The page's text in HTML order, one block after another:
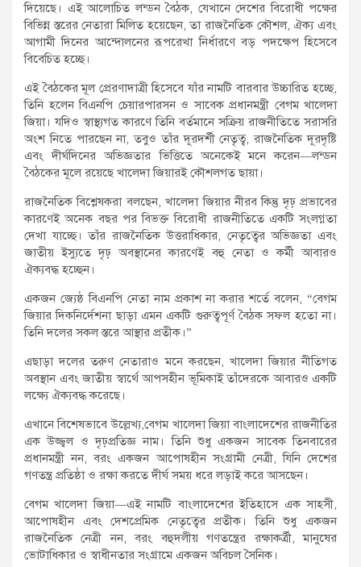
দিয়েছে। এই আলোচিত লন্ডন বৈঠক, যেখানে দেশের বিরোধী পক্ষের
বিভিন্ন স্তরের নেতারা মিলিত হয়েছেন, তা রাজনৈতিক কৌশল, ঐক্য এবং
আগামী দিনের আন্দোলনের রূপরেখা নির্ধারণে বড় পদক্ষেপ হিসেবে
বিবেচিত হচ্ছে।
এই বৈঠকের মূল প্রেরণাদাত্রী হিসেবে যাঁর নামটি বারবার উচ্চারিত হচ্ছে,
তিনি হলেন বিএনপি চেয়ারপারসন ও সাবেক প্রধানমন্ত্রী বেগম খালেদা
জিয়া। যদিও স্বাস্থ্যগত কারণে তিনি বর্তমানে সক্রিয় রাজনীতিতে সরাসরি
অংশ নিতে পারছেন না, তবুও তাঁর দূরদর্শী নেতৃত্ব, রাজনৈতিক দূরদৃষ্টি
এবং দীর্ঘদিনের অভিজ্ঞতার ভিত্তিতে অনেকেই মনে করেন—লন্ডন
বৈঠকের মূলে রয়েছে খালেদা জিয়ারই কৌশলগত ছায়া।
রাজনৈতিক বিশ্লেষকরা বলছেন, খালেদা জিয়ার নীরব কিন্তু দৃঢ় প্রভাবের
কারণেই অনেক বছর পর বিভক্ত বিরোধী রাজনীতিতে একটি সংলগ্নতা
দেখা যাচ্ছে। তাঁর রাজনৈতিক উত্তরাধিকার, নেতৃত্বের অভিজ্ঞতা এবং
জাতীয় ইস্যুতে দৃঢ় অবস্থানের কারণেই বহু নেতা ও কর্মী আবারও
ঐক্যবদ্ধ হচ্ছেন।
একজন জ্যেষ্ঠ বিএনপি নেতা নাম প্রকাশ না করার শর্তে বলেন, “বেগম
জিয়ার দিকনির্দেশনা ছাড়া এমন একটি গুরুত্বপূর্ণ বৈঠক সফল হতো না।
তিনি দলের সকল স্তরে আস্থার প্রতীক।”
এছাড়া দলের তরুণ নেতারাও মনে করছেন, খালেদা জিয়ার নীতিগত
অবস্থান এবং জাতীয় স্বার্থে আপসহীন ভূমিকাই তাঁদেরকে আবারও একটি
লক্ষ্যে ঐক্যবদ্ধ করেছে।
এখানে বিশেষভাবে উল্লেখ্য,বেগম খালেদা জিয়া বাংলাদেশের রাজনীতির
এক উজ্জ্বল ও দৃঢ়প্রতিজ্ঞ নাম। তিনি শুধু একজন সাবেক তিনবারের
প্রধানমন্ত্রী নন, বরং একজন আপোষহীন সংগ্রামী নেত্রী, যিনি দেশের
গণতন্ত্র প্রতিষ্ঠা ও রক্ষা করতে দীর্ঘ সময় ধরে লড়াই করে আসছেন।
বেগম খালেদা জিয়া—এই নামটি বাংলাদেশের ইতিহাসে এক সাহসী,
আপোষহীন এবং দেশপ্রেমিক নেতৃত্বের প্রতীক। তিনি শুধু একজন
রাজনৈতিক নেত্রী নন, বরং বহুদলীয় গণতন্ত্রের রক্ষাকর্ত্রী, মানুষের
ভোটাধিকার ও স্বাধীনতার সংগ্রামে একজন অবিচল সৈনিক।